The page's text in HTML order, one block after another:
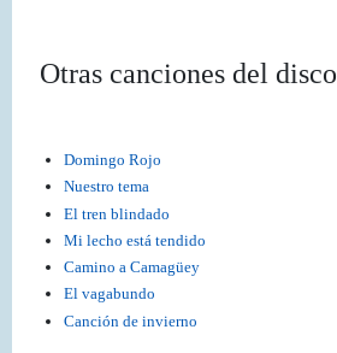
Otras canciones del disco
Domingo Rojo
Nuestro tema
El tren blindado
Mi lecho está tendido
Camino a Camagüey
El vagabundo
Canción de invierno